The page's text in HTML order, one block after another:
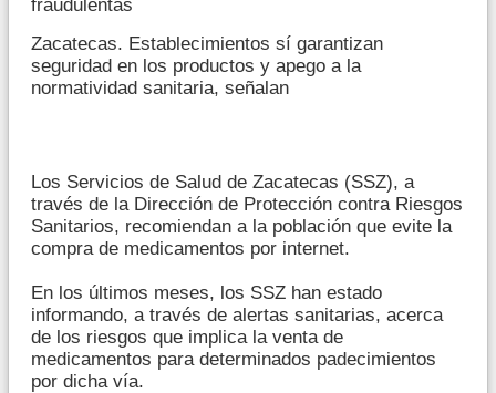
fraudulentas
Zacatecas. Establecimientos sí garantizan
seguridad en los productos y apego a la
normatividad sanitaria, señalan
Los Servicios de Salud de Zacatecas (SSZ), a
través de la Dirección de Protección contra Riesgos
Sanitarios, recomiendan a la población que evite la
compra de medicamentos por internet.
En los últimos meses, los SSZ han estado
informando, a través de alertas sanitarias, acerca
de los riesgos que implica la venta de
medicamentos para determinados padecimientos
por dicha vía.